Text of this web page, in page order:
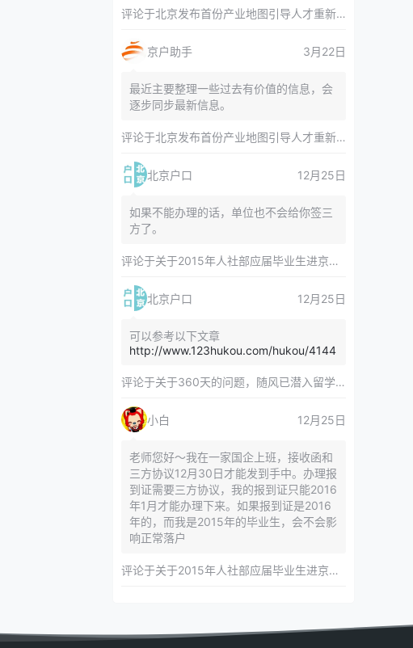
评论于北京发布首份产业地图引导人才重新分布 副中心产业空间布局清晰呈现
京户助手 3月22日
最近主要整理一些过去有价值的信息，会
逐步同步最新信息。
评论于北京发布首份产业地图引导人才重新分布 副中心产业空间布局清晰呈现
北京户口 12月25日
如果不能办理的话，单位也不会给你签三
方了。
评论于关于2015年人社部应届毕业生进京指标对年龄等限制的相关内容
北京户口 12月25日
可以参考以下文章
http://www.123hukou.com/hukou/4144
评论于关于360天的问题，随风已潜入留学服务中心
小白 12月25日
老师您好～我在一家国企上班，接收函和
三方协议12月30日才能发到手中。办理报
到证需要三方协议，我的报到证只能2016
年1月才能办理下来。如果报到证是2016
年的，而我是2015年的毕业生，会不会影
响正常落户
评论于关于2015年人社部应届毕业生进京指标对年龄等限制的相关内容